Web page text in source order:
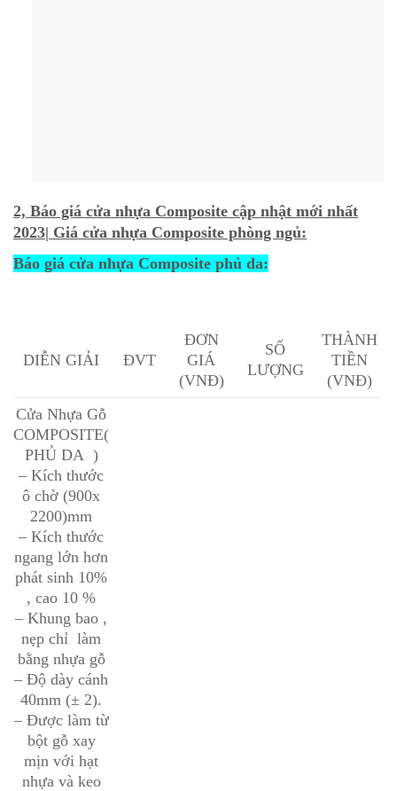
2, Báo giá cửa nhựa Composite cập nhật mới nhất
2023| Giá cửa nhựa Composite phòng ngủ:
Báo giá cửa nhựa Composite phủ da:
DIỄN GIẢI ĐVT
ĐƠN
GIÁ
(VNĐ)
SỐ
LƯỢNG
THÀNH
TIỀN
(VNĐ)
Cửa Nhựa Gỗ
COMPOSITE(
PHỦ DA )
– Kích thước
ô chờ (900x
2200)mm
– Kích thước
ngang lớn hơn
phát sinh 10%
, cao 10 %
– Khung bao ,
nẹp chỉ làm
bằng nhựa gỗ
– Độ dày cánh
40mm (± 2).
– Được làm từ
bột gỗ xay
mịn với hạt
nhựa và keo